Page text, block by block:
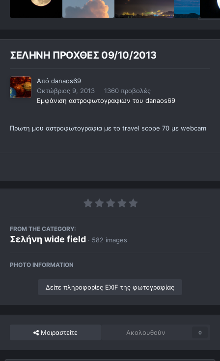
ΣΕΛΗΝΗ ΠΡΟΧΘΕΣ 09/10/2013
Από danaos69
Οκτώβριος 9, 2013
1360 προβολές
Εμφάνιση αστροφωτογραφιών του danaos69
Πρωτη μου αστροφωτογραφια με το travel scope 70 με webcam
FROM THE CATEGORY:
Σελήνη wide field · 582 images
PHOTO INFORMATION
Δείτε πληροφορίες EXIF της φωτογραφίας
Μοιραστείτε Ακολουθούν 0